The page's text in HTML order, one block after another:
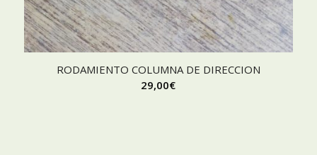
RODAMIENTO COLUMNA DE DIRECCION
29,00€